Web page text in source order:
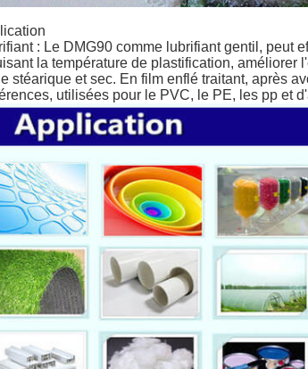
: Le DMG90 comme lubrifiant gentil, peut
la température de plastification, améliorer
stéarique et sec. En film enflé traitant, après
utilisées pour le PVC, le PE, les pp et